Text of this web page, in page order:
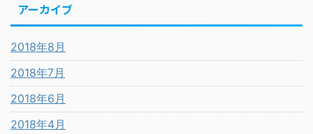
アーカイブ
2018年8月
2018年7月
2018年6月
2018年4月